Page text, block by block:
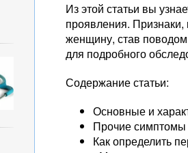
Из этой статьи вы
проявления. Признаки,
женщину, став
для подробного
Содержание статьи:
Основные и
Прочие симптомы
Как определить